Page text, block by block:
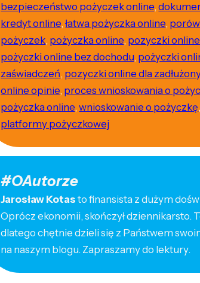
bezpieczeństwo pożyczek online,
kredyt online,łatwa pożyczka online,
pożyczek, pożyczka online, pozyczki
pożyczki online bez dochodu, pożyczki
zaświadczeń, pozyczki online dla
online opinie, proces wnioskowania o
pożyczka online,wnioskowanie o pożyczkę
platformy pożyczkowej
#OAutorze
Jarosław Kotas to finansista z dużym
Oprócz ekonomii, skończył dziennikarsto.
dlatego chętnie dzieli się z Państwem
na naszym blogu. Zapraszamy do lektury.